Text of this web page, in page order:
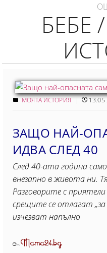
БЕБЕ
МОЯТА ИСТОРИЯ 13.05
ЗАЩО НАЙ-
ИДВА СЛЕД 40
След 40-ата година
внезапно в живота ни.
Разговорите с
срещите се отлагат
изчезват напълно
ОтMama24.bg